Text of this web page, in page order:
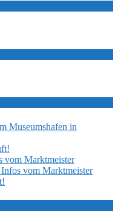
Museumshafen in
vom Marktmeister
Infos vom Marktmeister